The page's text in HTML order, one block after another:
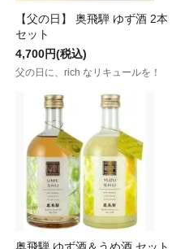
【父の日】 奥飛騨 ゆず酒 2本
セット
4,700円(税込)
父の日に、rich なリキュールを！